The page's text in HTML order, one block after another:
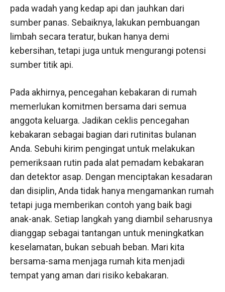
pada wadah yang kedap api dan jauhkan dari
sumber panas. Sebaiknya, lakukan pembuangan
limbah secara teratur, bukan hanya demi
kebersihan, tetapi juga untuk mengurangi potensi
sumber titik api.
Pada akhirnya, pencegahan kebakaran di rumah
memerlukan komitmen bersama dari semua
anggota keluarga. Jadikan ceklis pencegahan
kebakaran sebagai bagian dari rutinitas bulanan
Anda. Sebuhi kirim pengingat untuk melakukan
pemeriksaan rutin pada alat pemadam kebakaran
dan detektor asap. Dengan menciptakan kesadaran
dan disiplin, Anda tidak hanya mengamankan rumah
tetapi juga memberikan contoh yang baik bagi
anak-anak. Setiap langkah yang diambil seharusnya
dianggap sebagai tantangan untuk meningkatkan
keselamatan, bukan sebuah beban. Mari kita
bersama-sama menjaga rumah kita menjadi
tempat yang aman dari risiko kebakaran.